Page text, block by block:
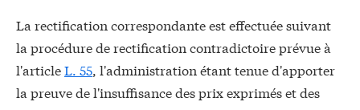
La rectification correspondante est effectuée suivant
la procédure de rectification contradictoire prévue à
l'articleL. 55, l'administration étant tenue d'apporter
la preuve de l'insuffisance des prix exprimés et des